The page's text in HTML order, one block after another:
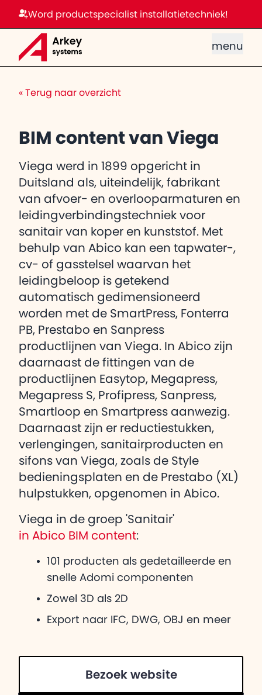
Word productspecialist installatietechniek!
menu
« Terug naar overzicht
BIM content van Viega
Viega werd in 1899 opgericht in
Duitsland als, uiteindelijk, fabrikant
van afvoer- en overlooparmaturen en
leidingverbindingstechniek voor
sanitair van koper en kunststof. Met
behulp van Abico kan een tapwater-,
cv- of gasstelsel waarvan het
leidingbeloop is getekend
automatisch gedimensioneerd
worden met de SmartPress, Fonterra
PB, Prestabo en Sanpress
productlijnen van Viega. In Abico zijn
daarnaast de fittingen van de
productlijnen Easytop, Megapress,
Megapress S, Profipress, Sanpress,
Smartloop en Smartpress aanwezig.
Daarnaast zijn er reductiestukken,
verlengingen, sanitairproducten en
sifons van Viega, zoals de Style
bedieningsplaten en de Prestabo (XL)
hulpstukken, opgenomen in Abico.
Viega in de groep 'Sanitair'
in Abico BIM content:
101 producten als gedetailleerde en
snelle Adomi componenten
Zowel 3D als 2D
Export naar IFC, DWG, OBJ en meer
Bezoek website